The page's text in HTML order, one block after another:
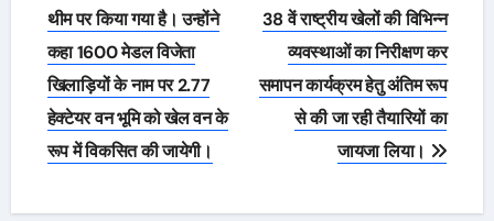
थीम पर किया गया है। उन्होंने
कहा 1600 मेडल विजेता
खिलाड़ियों के नाम पर 2.77
हेक्टेयर वन भूमि को खेल वन के
रूप में विकसित की जायेगी।
38 वें राष्ट्रीय खेलों की विभिन्न
व्यवस्थाओं का निरीक्षण कर
समापन कार्यक्रम हेतु अंतिम रूप
से की जा रही तैयारियों का
जायजा लिया।